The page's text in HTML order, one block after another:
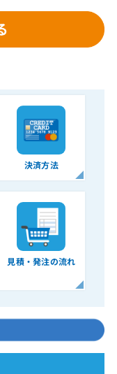
決済方法
見積・発注の流れ